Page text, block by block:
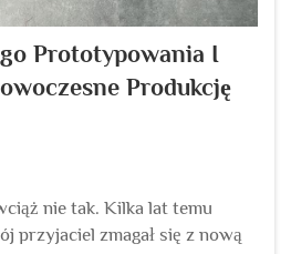
Prototypowania I
Produkcję
nie tak. Kilka lat temu
przyjaciel zmagał się z nową